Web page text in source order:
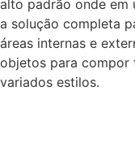
alto padrão onde em
a solução completa
áreas internas e
objetos para compor
variados estilos.